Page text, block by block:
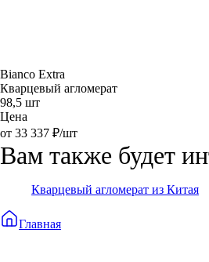
Bianco Extra
Кварцевый агломерат
98,5 шт
Цена
от 33 337 ₽/шт
Вам также будет
Кварцевый агломерат из Китая
Главная